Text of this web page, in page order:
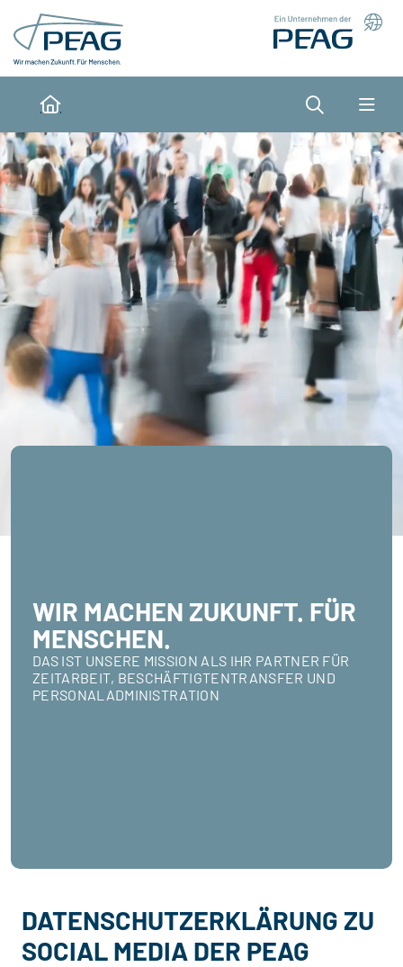
Direkt zu den Inhalten springen
Home
Suche
WIR MACHEN ZUKUNFT. FÜR
MENSCHEN.
DAS IST UNSERE MISSION ALS IHR PARTNER FÜR
ZEITARBEIT, BESCHÄFTIGTENTRANSFER UND
PERSONALADMINISTRATION
DATENSCHUTZERKLÄRUNG ZU
SOCIAL MEDIA DER PEAG